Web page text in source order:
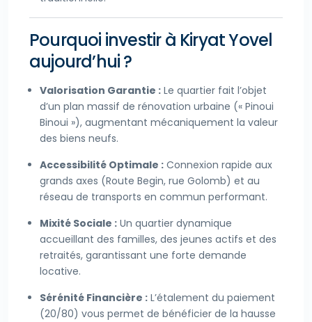
Pourquoi investir à Kiryat Yovel
aujourd’hui ?
Valorisation Garantie : Le quartier fait l’objet
d’un plan massif de rénovation urbaine (« Pinoui
Binoui »), augmentant mécaniquement la valeur
des biens neufs.
Accessibilité Optimale : Connexion rapide aux
grands axes (Route Begin, rue Golomb) et au
réseau de transports en commun performant.
Mixité Sociale : Un quartier dynamique
accueillant des familles, des jeunes actifs et des
retraités, garantissant une forte demande
locative.
Sérénité Financière : L’étalement du paiement
(20/80) vous permet de bénéficier de la hausse